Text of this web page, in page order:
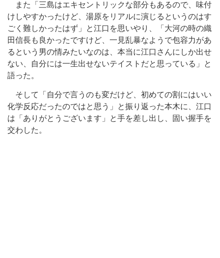
また「三島はエキセントリックな部分もあるので、味付
けしやすかったけど、湯原をリアルに演じるというのはす
ごく難しかったはず」と江口を思いやり、「大河の時の織
田信長も良かったですけど、一見乱暴なようで包容力があ
るという男の情みたいなのは、本当に江口さんにしか出せ
ない、自分には一生出せないテイストだと思っている」と
語った。
そして「自分で言うのも変だけど、初めての割にはいい
化学反応だったのではと思う」と振り返った本木に、江口
は「ありがとうございます」と手を差し出し、固い握手を
交わした。